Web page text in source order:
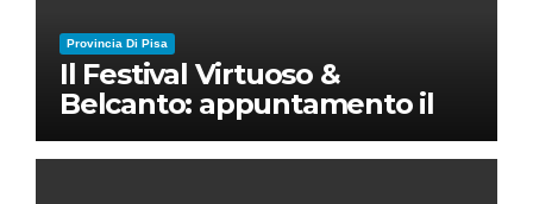
Provincia Di Pisa
Il Festival Virtuoso &
Belcanto: appuntamento il
28 luglio a Palazzo Blu con
Ruben Micieli